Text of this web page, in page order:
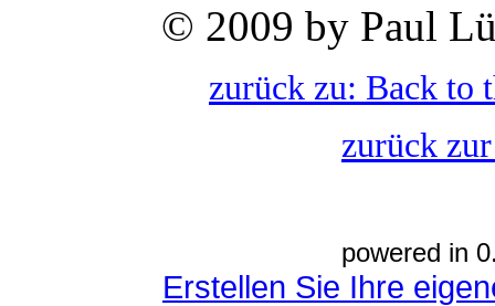
© 2009 by Paul
zurück zu: Back to
zurück
powered in
Erstellen Sie Ihre